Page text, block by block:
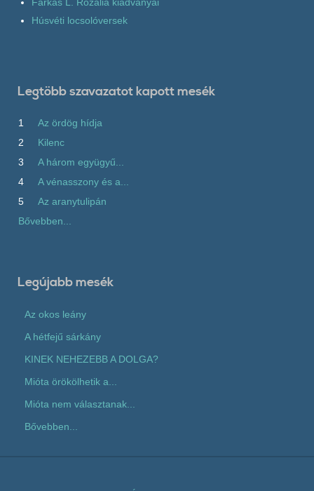
Húsvéti locsolóversek
Legtöbb szavazatot kapott mesék
1
Az ördög hídja
2
Kilenc
3
A három együgyű...
4
A vénasszony és a...
5
Az aranytulipán
Bővebben...
Legújabb mesék
Az okos leány
A hétfejű sárkány
KINEK NEHEZEBB A DOLGA?
Mióta örökölhetik a...
Mióta nem választanak...
Bővebben...